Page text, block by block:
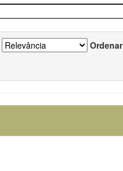
Ordenar